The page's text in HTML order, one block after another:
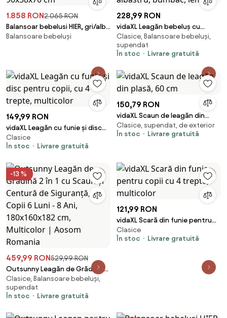
1.858 RON2.065 RON
Balansoar bebelusi HIER, gri/alb,
lemn/poliester, 90x58x70 cm
Balansoare bebeluși
228,99 RON
vidaXL Leagăn bebeluș cu
centură siguranță, albastru,
bumbac, lemn
Clasice, Balansoare bebeluși,
supendat
În stoc
Livrare gratuită
149,99 RON
vidaXL Leagăn cu funie și disc
pentru copii, cu 4 trepte,
multicolor
Clasice
În stoc
Livrare gratuită
150,79 RON
vidaXL Scaun de leagăn din
plasă, 60 cm
Clasice, supendat, de exterior
În stoc
Livrare gratuită
-13 %
459,99 RON529,99 RON
Outsunny Leagăn de Grădină 2
în 1 cu Scaun și Centură de
Siguranță, Copii 6 Luni - 8 Ani,
180x160x182 cm, Multicolor |
Clasice, Balansoare bebeluși,
supendat
În stoc
Livrare gratuită
121,99 RON
vidaXL Scară din funie pentru
copii cu 4 trepte, multicolor
Clasice
În stoc
Livrare gratuită